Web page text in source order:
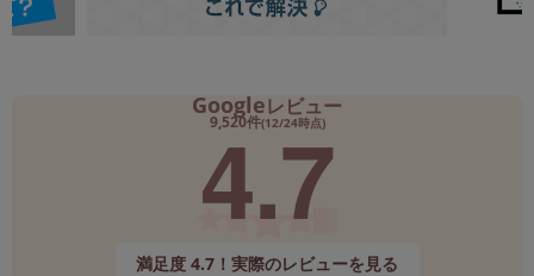
Googleレビュー
9,520件(12/24時点)
4.7
満足度 4.7！実際のレビューを見る